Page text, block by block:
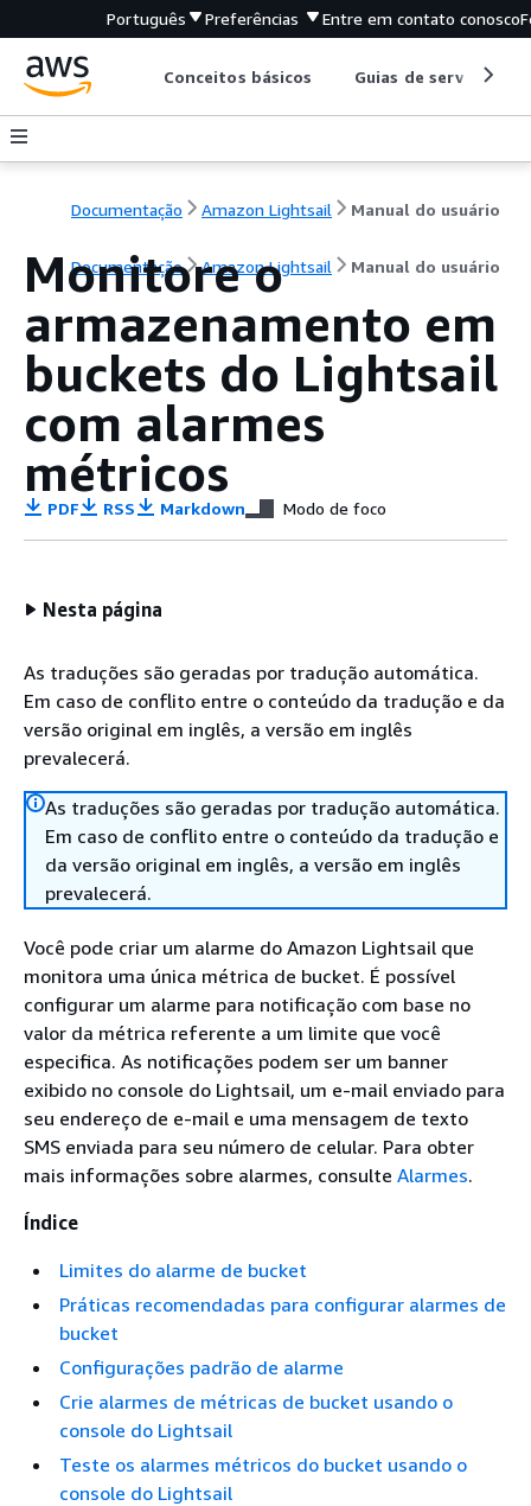
Português Preferências Entre em contato conosco
Conceitos básicos Guias de serviço
Documentação Amazon Lightsail Manual do usuário
Documentação Amazon Lightsail Manual do usuário
Monitore o
armazenamento em
buckets do Lightsail
com alarmes
métricos
PDF RSS Markdown Modo de foco
Nesta página
As traduções são geradas por tradução automática.
Em caso de conflito entre o conteúdo da tradução e da
versão original em inglês, a versão em inglês
prevalecerá.
As traduções são geradas por tradução automática.
Em caso de conflito entre o conteúdo da tradução e
da versão original em inglês, a versão em inglês
prevalecerá.
Você pode criar um alarme do Amazon Lightsail que
monitora uma única métrica de bucket. É possível
configurar um alarme para notificação com base no
valor da métrica referente a um limite que você
especifica. As notificações podem ser um banner
exibido no console do Lightsail, um e-mail enviado para
seu endereço de e-mail e uma mensagem de texto
SMS enviada para seu número de celular. Para obter
mais informações sobre alarmes, consulte Alarmes.
Índice
Limites do alarme de bucket
Práticas recomendadas para configurar alarmes de
bucket
Configurações padrão de alarme
Crie alarmes de métricas de bucket usando o
console do Lightsail
Teste os alarmes métricos do bucket usando o
console do Lightsail